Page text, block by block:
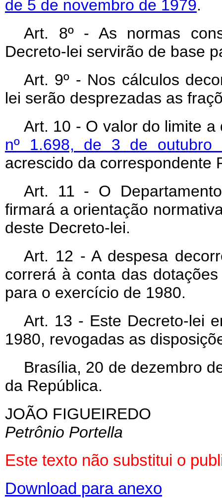
de 5 de novembro de 1979.
Art. 8º - As normas
Decreto-lei servirão de base
Art. 9º - Nos cálculos
lei serão desprezadas as
Art. 10 - O valor do limite
nº 1.698, de 3 de outubro
acrescido da correspondente
Art. 11 - O
firmará a orientação
deste Decreto-lei.
Art. 12 - A despesa
correrá à conta das
para o exercício de 1980.
Art. 13 - Este Decreto-lei
1980, revogadas as
Brasília, 20 de dezembro
da República.
JOÃO FIGUEIREDO
Petrônio Portella
Este texto não substitui o
Download para anexo